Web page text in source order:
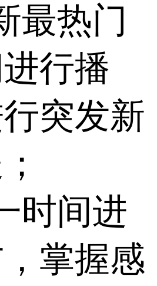
最热门
行播
突发新
时间进
掌握感